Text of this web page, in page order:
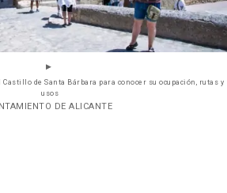
de Santa Bárbara para conocer su ocupación, rutas y
usos
DE ALICANTE